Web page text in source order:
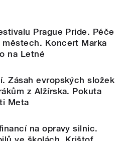
Prague Pride. Péče
Koncert Marka
na Letné
Zásah evropských složek
z Alžírska. Pokuta
Meta
na opravy silnic.